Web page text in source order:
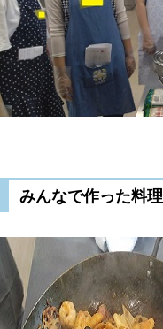
みんなで作った料理